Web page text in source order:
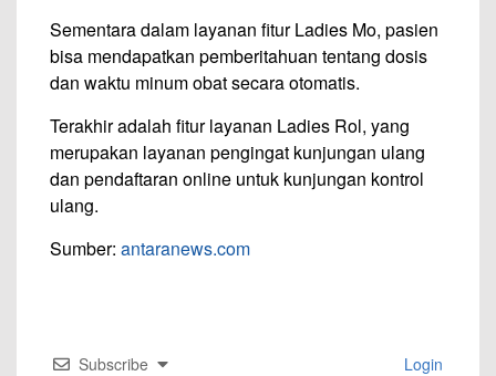
Sementara dalam layanan fitur Ladies Mo, pasien
bisa mendapatkan pemberitahuan tentang dosis
dan waktu minum obat secara otomatis.
Terakhir adalah fitur layanan Ladies Rol, yang
merupakan layanan pengingat kunjungan ulang
dan pendaftaran online untuk kunjungan kontrol
ulang.
Sumber: antaranews.com
Subscribe Login